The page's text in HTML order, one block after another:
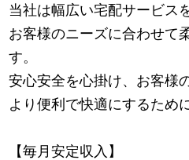
当社は幅広い宅配サービス
お客様のニーズに合わせて
す。
安心安全を心掛け、お客様
より便利で快適にするため
【毎月安定収入】